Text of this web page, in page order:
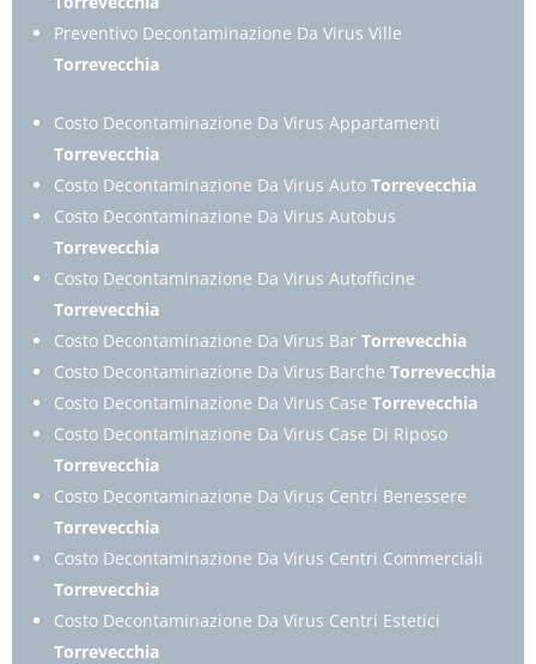
Preventivo Decontaminazione Da Virus Ville
Torrevecchia
Costo Decontaminazione Da Virus Appartamenti
Torrevecchia
Costo Decontaminazione Da Virus AutoTorrevecchia
Costo Decontaminazione Da Virus Autobus
Torrevecchia
Costo Decontaminazione Da Virus Autofficine
Torrevecchia
Costo Decontaminazione Da Virus BarTorrevecchia
Costo Decontaminazione Da Virus BarcheTorrevecchia
Costo Decontaminazione Da Virus CaseTorrevecchia
Costo Decontaminazione Da Virus Case Di Riposo
Torrevecchia
Costo Decontaminazione Da Virus Centri Benessere
Torrevecchia
Costo Decontaminazione Da Virus Centri Commerciali
Torrevecchia
Costo Decontaminazione Da Virus Centri Estetici
Torrevecchia